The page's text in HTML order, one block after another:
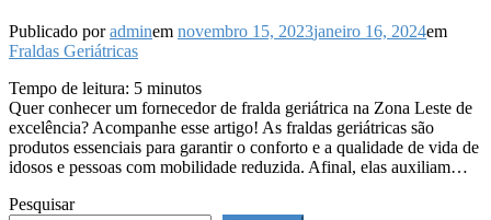
Publicado poradminem novembro 15, 2023janeiro 16, 2024em
Fraldas Geriátricas
Tempo de leitura: 5 minutos
Quer conhecer um fornecedor de fralda geriátrica na Zona Leste de
excelência? Acompanhe esse artigo! As fraldas geriátricas são
produtos essenciais para garantir o conforto e a qualidade de vida de
idosos e pessoas com mobilidade reduzida. Afinal, elas auxiliam…
Pesquisar